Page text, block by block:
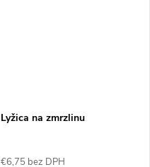
Lyžica na zmrzlinu
€6,75 bez DPH